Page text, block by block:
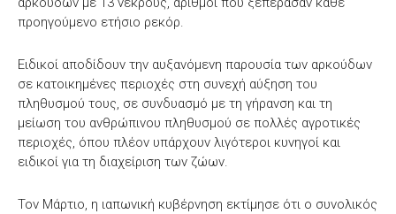
προηγούμενο ετήσιο ρεκόρ.
Ειδικοί αποδίδουν την αυξανόμενη παρουσία των αρκούδων
σε κατοικημένες περιοχές στη συνεχή αύξηση του
πληθυσμού τους, σε συνδυασμό με τη γήρανση και τη
μείωση του ανθρώπινου πληθυσμού σε πολλές αγροτικές
περιοχές, όπου πλέον υπάρχουν λιγότεροι κυνηγοί και
ειδικοί για τη διαχείριση των ζώων.
Τον Μάρτιο, η ιαπωνική κυβέρνηση εκτίμησε ότι ο συνολικός